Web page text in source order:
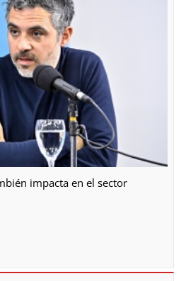
impacta en el sector